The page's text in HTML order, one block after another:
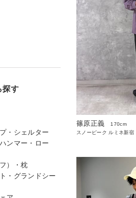
探す
・シェルター
ンマー・ロー
）・枕
・グランドシー
篠原正義
170cm
スノーピーク ルミネ新宿